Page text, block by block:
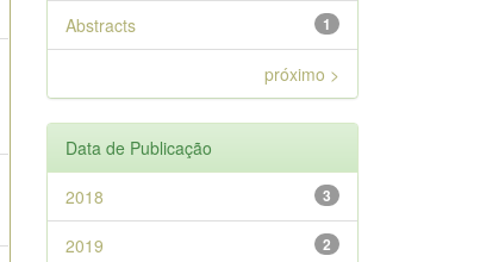
1
Abstracts
próximo >
Data de Publicação
3
2018
2
2019